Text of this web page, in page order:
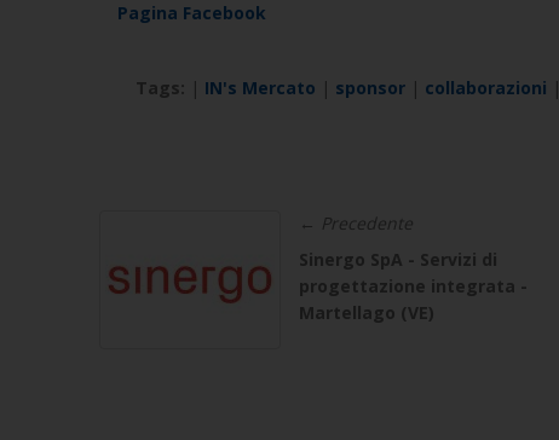
Pagina Facebook
Tags: | IN's Mercato | sponsor | collaborazioni |
← Precedente
Sinergo SpA - Servizi di
progettazione integrata -
Martellago (VE)